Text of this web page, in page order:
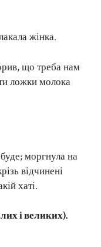
жінка.
що треба нам
ложки молока
моргнула на
відчинені
хаті.
і великих).